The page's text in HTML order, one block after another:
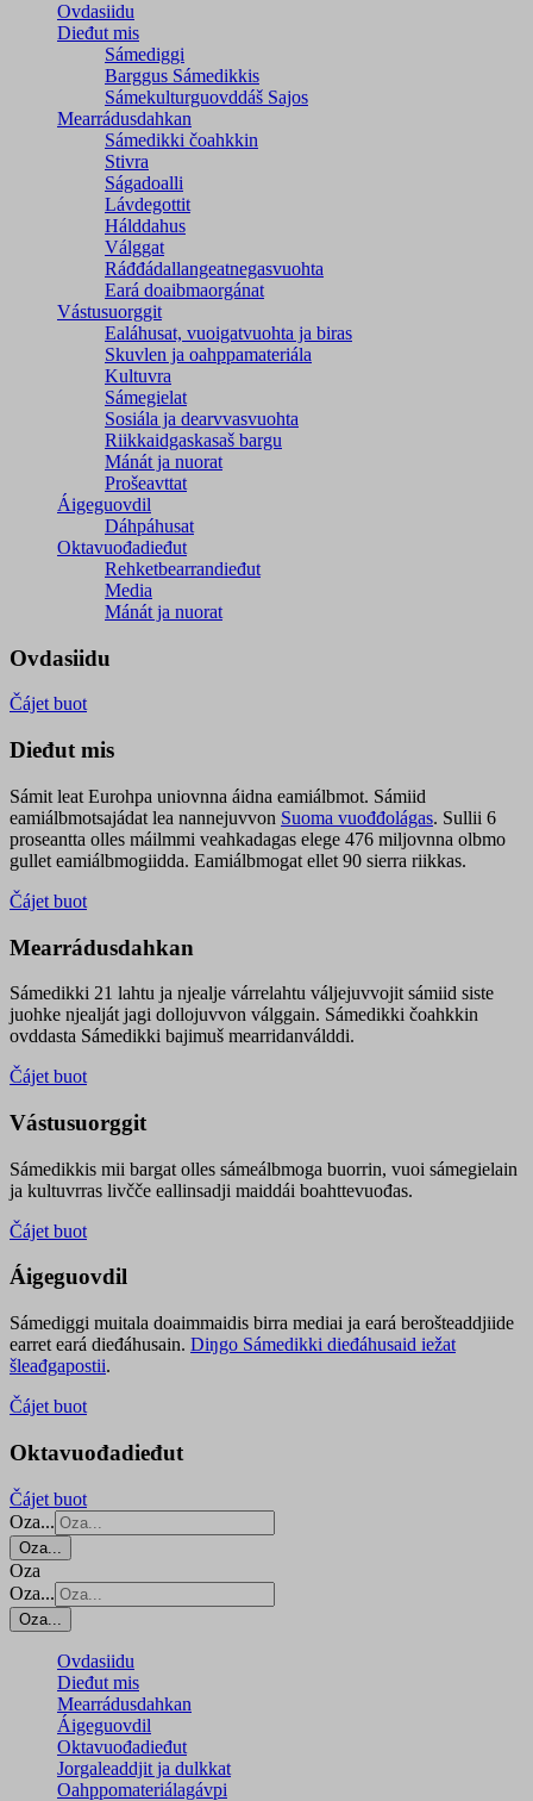
Ovdasiidu
Dieđut mis
Sámediggi
Barggus Sámedikkis
Sámekulturguovddáš Sajos
Mearrádusdahkan
Sámedikki čoahkkin
Stivra
Ságadoalli
Lávdegottit
Hálddahus
Válggat
Ráđđádallangeatnegas­vuohta
Eará doaibmaorgánat
Vástusuorggit
Ealáhusat, vuoigatvuohta ja biras
Skuvlen ja oahppamateriála
Kultuvra
Sámegielat
Sosiála ja dearvvasvuohta
Riikkaidgaskasaš bargu
Mánát ja nuorat
Prošeavttat
Áigeguovdil
Dáhpáhusat
Oktavuođadieđut
Rehketbearrandieđut
Media
Mánát ja nuorat
Ovdasiidu
Čájet buot
Dieđut mis
Sámit leat Eurohpa uniovnna áidna eamiálbmot. Sámiid
eamiálbmotsajádat lea nannejuvvon Suoma vuođđolágas. Sullii 6
proseantta olles máilmmi veahkadagas elege 476 miljovnna olbmo
gullet eamiálbmogiidda. Eamiálbmogat ellet 90 sierra riikkas.
Čájet buot
Mearrádusdahkan
Sámedikki 21 lahtu ja njealje várrelahtu váljejuvvojit sámiid siste
juohke njealját jagi dollojuvvon válggain. Sámedikki čoahkkin
ovddasta Sámedikki bajimuš mearridanválddi.
Čájet buot
Vástusuorggit
Sámedikkis mii bargat olles sámeálbmoga buorrin, vuoi sámegielain
ja kultuvrras livčče eallinsadji maiddái boahttevuođas.
Čájet buot
Áigeguovdil
Sámediggi muitala doaimmaidis birra mediai ja eará berošteaddjiide
earret eará dieđáhusain. Diŋgo Sámedikki dieđáhusaid iežat
šleađgapostii.
Čájet buot
Oktavuođadieđut
Čájet buot
Oza...
Oza...
Oza
Oza...
Oza...
Ovdasiidu
Dieđut mis
Mearrádusdahkan
Áigeguovdil
Oktavuođadieđut
Jorgaleaddjit ja dulkkat
Oahppomateriálagávpi